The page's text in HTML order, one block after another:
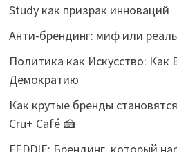
Study как призрак инноваций
Анти-брендинг: миф или
Политика как Искусство: Как
Демократию
Как крутые бренды
Cru+ Café 🍰